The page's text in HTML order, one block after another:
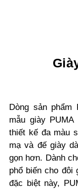
Dòng sản
mẫu giày
thiết kế đa màu
mạ và đế giày
gọn hơn. Dành
phổ biến cho đôi
đặc biệt này,